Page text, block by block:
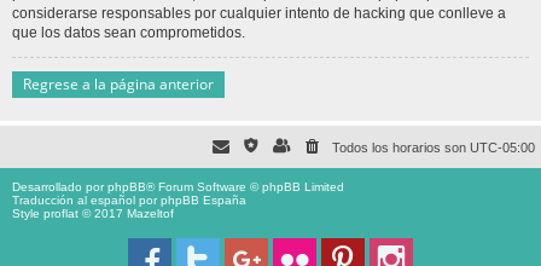
considerarse responsables por cualquier intento de hacking que conlleve a
que los datos sean comprometidos.
Regrese a la página anterior
Todos los horarios son UTC-05:00
Desarrollado porphpBB® Forum Software © phpBB Limited
Traducción al español porphpBB España
Style proflat © 2017 Mazeltof